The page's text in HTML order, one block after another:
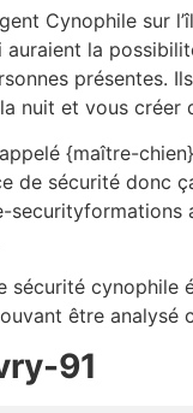
Cynophile sur
auraient la
présentes.
nuit et vous créer
{maître-
de sécurité donc
sécurité
être analysé
91